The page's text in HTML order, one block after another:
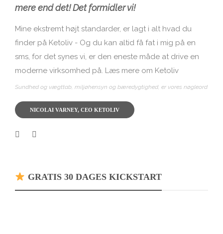
mere end det! Det formidler vi!
Mine ekstremt højt standarder, er lagt i alt hvad du
finder på Ketoliv - Og du kan altid få fat i mig på en
sms, for det synes vi, er den eneste måde at drive en
moderne virksomhed på. Læs mere om Ketoliv
Sundhed og vægttab, miljøhensyn og bæredygtighed, er vores nøgleord
NICOLAI VARNEY, CEO KETOLIV
GRATIS 30 DAGES KICKSTART